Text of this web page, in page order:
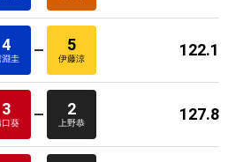
4
淵圭
5
伊藤涼 122.1
3
口葵
2
上野恭 127.8